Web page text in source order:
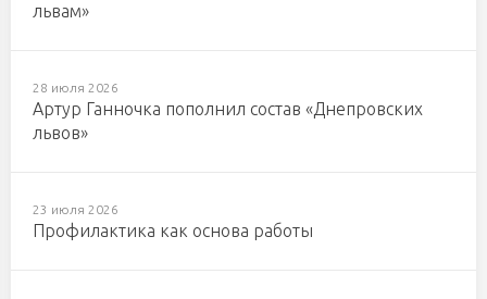
львам»
28 июля 2026
Артур Ганночка пополнил состав «Днепровских
львов»
23 июля 2026
Профилактика как основа работы